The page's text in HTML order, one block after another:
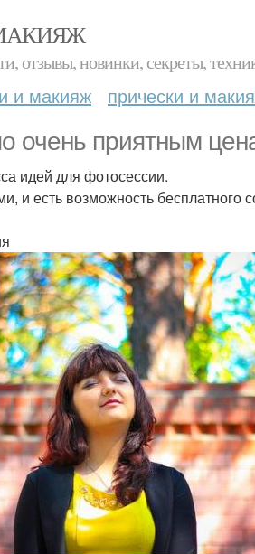
отзывы, новинки, секреты,
и макияж прически и
очень приятным
идей для фотосессии.
и есть возможность бесплатного